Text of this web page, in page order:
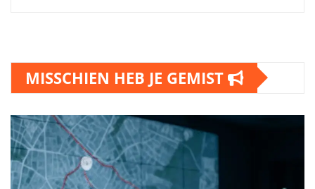
MISSCHIEN HEB JE GEMIST